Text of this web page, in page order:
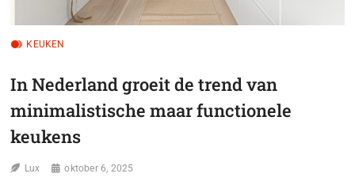
KEUKEN
In Nederland groeit de trend van
minimalistische maar functionele
keukens
Lux oktober 6, 2025